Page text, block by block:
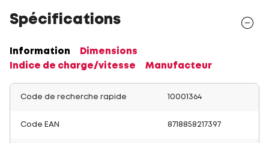
Spécifications
Information
Dimensions
Indice de charge/vitesse
Manufacteur
Code de recherche rapide 10001364
Code EAN 8718858217397